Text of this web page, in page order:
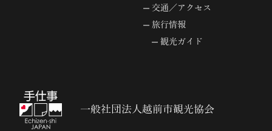
交通／アクセス
旅行情報
観光ガイド
一般社団法人越前市観光協会